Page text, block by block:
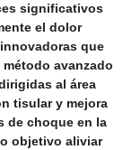
significativos
el dolor
que
método avanzado
al área
tisular y mejora
de choque en la
objetivo aliviar